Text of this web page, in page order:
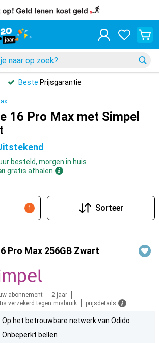
Beste Prijsgarantie
16 Pro Max met Simpel
besteld, morgen in huis
gratis afhalen
1 Sorteer
Pro Max 256GB Zwart
abonnement
2 jaar
verzekerd tegen misbruik
prijsdetails
Op het betrouwbare netwerk van Odido
Onbeperkt bellen